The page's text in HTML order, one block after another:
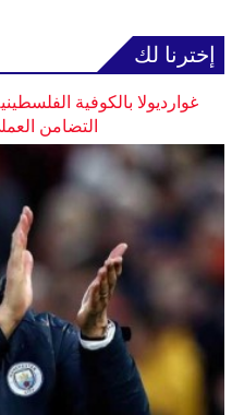
إخترنا لك
غوارديولا بالكوفية
التضامن